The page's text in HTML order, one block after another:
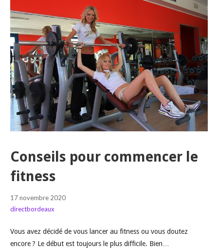
Conseils pour commencer le
fitness
17 novembre 2020
directbordeaux
Vous avez décidé de vous lancer au fitness ou vous doutez
encore ? Le début est toujours le plus difficile. Bien…